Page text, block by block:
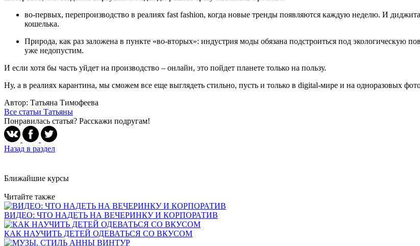
во-первых, перепроизводство в реалиях fast fashion, когда новые тренды появляются каждую неделю. И
кошелька.
Природа, как раз заложена в пункте «во-вторых»: индустрия моды обязана подстроиться под экологическую
уже недопустим.
И если хотя бы часть уйдет на производство – онлайн, это пойдет планете только на пользу.
Ну, а в реалиях карантина, мы сможем все еще выглядеть стильно, пусть и только в digital-мире и на одноразовых
Автор: Татьяна Тимофеева
Все статьи Татьяны
Понравилась статья? Расскажи подругам!
Назад в раздел
Ближайшие курсы
Читайте также
ВИДЕО: ЧТО НАДЕТЬ НА ВЕЧЕРИНКУ И КОРПОРАТИВ
КАК НАУЧИТЬ ДЕТЕЙ ОДЕВАТЬСЯ СО ВКУСОМ